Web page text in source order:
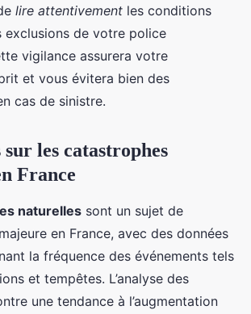
lire attentivement les conditions
exclusions de votre police
vigilance assurera votre
et vous évitera bien des
cas de sinistre.
les catastrophes
France
naturelles sont un sujet de
en France, avec des données
la fréquence des événements tels
et tempêtes. L’analyse des
une tendance à l’augmentation